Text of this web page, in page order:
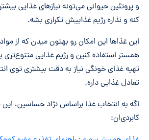
و پروتئین حیوانی می‌تونه نیازهای غذایی
کنه و نذاره رژیم غذاییش تکراری بشه.
این غذاها این امکان رو بهتون میدن که از
همستر استفاده کنین و رژیم غذایی متنوع‌تری
تهیه غذای خونگی نیاز به دقت بیشتری توی
تعادل غذایی داره.
اگه به انتخاب غذا براساس نژاد حساسین،
کابردی‌ان: